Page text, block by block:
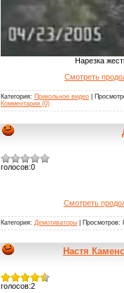
Нарезка
Смотреть
Категория: Прикольное видео |
Комментарии (0)
голосов:0
Смотреть
Категория: Демотиваторы | Просмотров:
Настя
голосов:2